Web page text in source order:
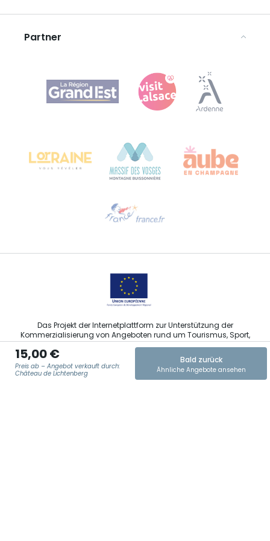
15,00 €
Preis ab – Angebot verkauft durch:
Château de Lichtenberg
Bald zurück
Ähnliche Angebote ansehen
Rechtliche Hinweise
Agence Régionale du Tourisme Grand Est
Bureau de Colmar (Hauptverwaltung)
Sprechen Sie uns per E-Mail an
Partner
Das Projekt der Internetplattform zur Unterstützung der
Kommerzialisierung von Angeboten rund um Tourismus, Sport,
Kultur und Weintourismus in der Region Grand Est wurde im
Rahmen der Maßnahmen der Europäischen Union zur
Abfederung der COVID-19-Pandemie vom Europäischen Fonds
für regionale Entwicklung (EFRE) finanziert.